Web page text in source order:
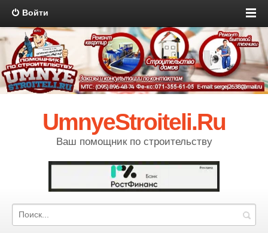
Войти
UmnyeStroiteli.Ru
Ваш помощник по строительству